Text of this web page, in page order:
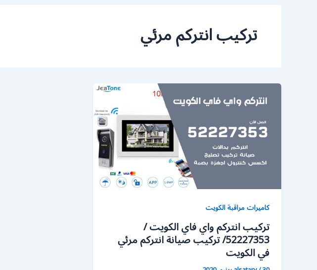
تركيب انتركم مرئي
كاميرات مراقبة الكويت
تركيب انتركم واي فاي الكويت /
52227353/ تركيب صيانة انتركم مرئي
في الكويت